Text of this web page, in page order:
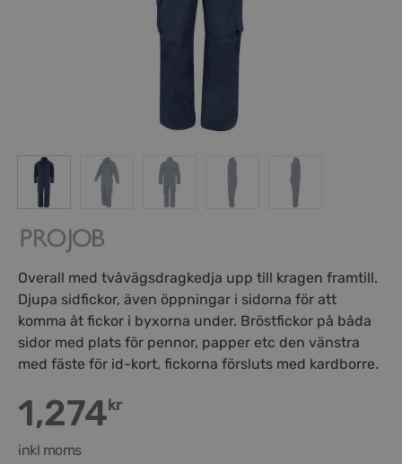
Overall med tvåvägsdragkedja upp till kragen framtill.
Djupa sidfickor, även öppningar i sidorna för att
komma åt fickor i byxorna under. Bröstfickor på båda
sidor med plats för pennor, papper etc den vänstra
med fäste för id-kort, fickorna försluts med kardborre.
1,274kr
inkl moms